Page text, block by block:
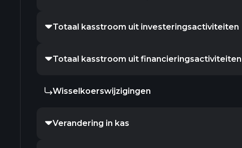
Totaal kasstroom uit investeringsactiviteiten
Totaal kasstroom uit financieringsactiviteiten
Wisselkoerswijzigingen
Verandering in kas